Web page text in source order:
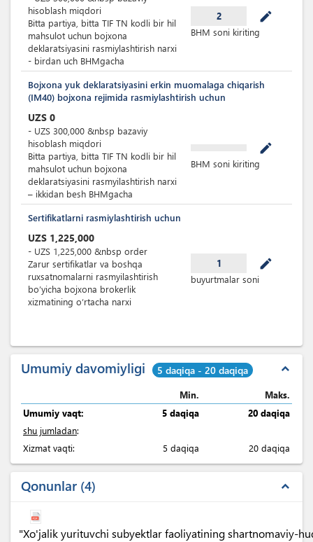
hisoblash miqdori
Bitta partiya, bitta TIF TN kodli bir hil
mahsulot uchun bojxona
deklaratsiyasini rasmiylashtirish narxi
- birdan uch BHMgacha
2 mode_edit
BHM soni kiriting
Bojxona yuk deklaratsiyasini erkin muomalaga chiqarish
(IM40) bojxona rejimida rasmiylashtirish uchun
UZS 0
- UZS 300,000 &nbsp bazaviy
hisoblash miqdori
Bitta partiya, bitta TIF TN kodli bir hil
mahsulot uchun bojxona
deklaratsiyasini rasmyilashtirish narxi
– ikkidan besh BHMgacha
mode_edit
BHM soni kiriting
Sertifikatlarni rasmiylashtirish uchun
UZS 1,225,000
- UZS 1,225,000 &nbsp order
Zarur sertifikatlar va boshqa
ruxsatnomalarni rasmyilashtirish
bo’yicha bojxona brokerlik
xizmatining o‘rtacha narxi
1 mode_edit
buyurtmalar soni
Umumiy davomiyligi 5 daqiqa - 20 daqiqa expand_less
Min.
Maks.
Umumiy vaqt:
5 daqiqa
20 daqiqa
shu jumladan:
Xizmat vaqti:
5 daqiqa 20 daqiqa
Qonunlar 4 expand_less
"Xo'jalik yurituvchi subyektlar faoliyatining shartnomaviy-